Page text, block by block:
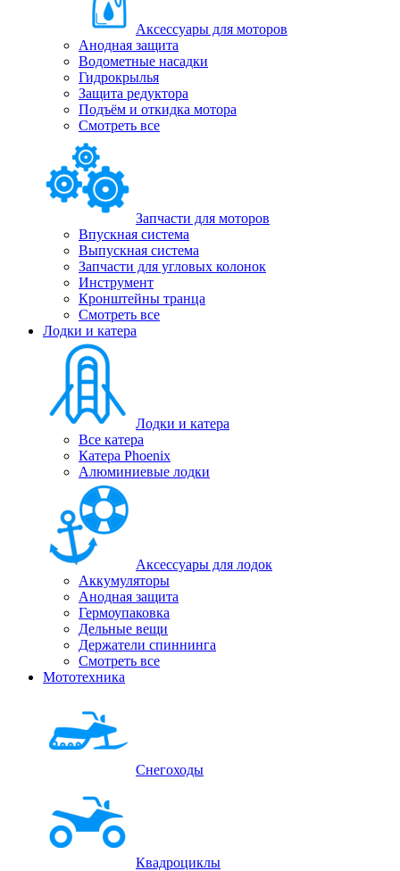
Аксессуары для моторов
Анодная защита
Водометные насадки
Гидрокрылья
Защита редуктора
Подъём и откидка мотора
Смотреть все
Запчасти для моторов
Впускная система
Выпускная система
Запчасти для угловых колонок
Инструмент
Кронштейны транца
Смотреть все
Лодки и катера
Лодки и катера
Все катера
Катера Phoenix
Алюминиевые лодки
Аксессуары для лодок
Аккумуляторы
Анодная защита
Гермоупаковка
Дельные вещи
Держатели спиннинга
Смотреть все
Мототехника
Снегоходы
Квадроциклы